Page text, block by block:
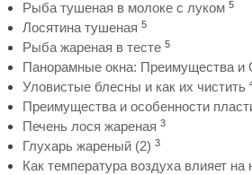
Рыба тушеная в молоке с луком 5
Лосятина тушеная 5
Рыба жареная в тесте 5
Панорамные окна: Преимущества и
Уловистые блесны и как их чистить
Преимущества и особенности
Печень лося жареная 3
Глухарь жареный (2) 3
Как температура воздуха влияет